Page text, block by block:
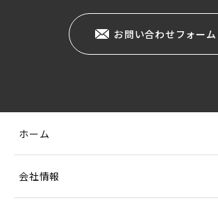
お問い合わせフォーム
ホーム
会社情報